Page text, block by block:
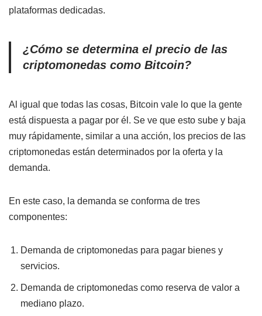
plataformas dedicadas.
¿Cómo se determina el precio de las
criptomonedas como Bitcoin?
Al igual que todas las cosas, Bitcoin vale lo que la gente
está dispuesta a pagar por él. Se ve que esto sube y baja
muy rápidamente, similar a una acción, los precios de las
criptomonedas están determinados por la oferta y la
demanda.
En este caso, la demanda se conforma de tres
componentes:
Demanda de criptomonedas para pagar bienes y
servicios.
Demanda de criptomonedas como reserva de valor a
mediano plazo.